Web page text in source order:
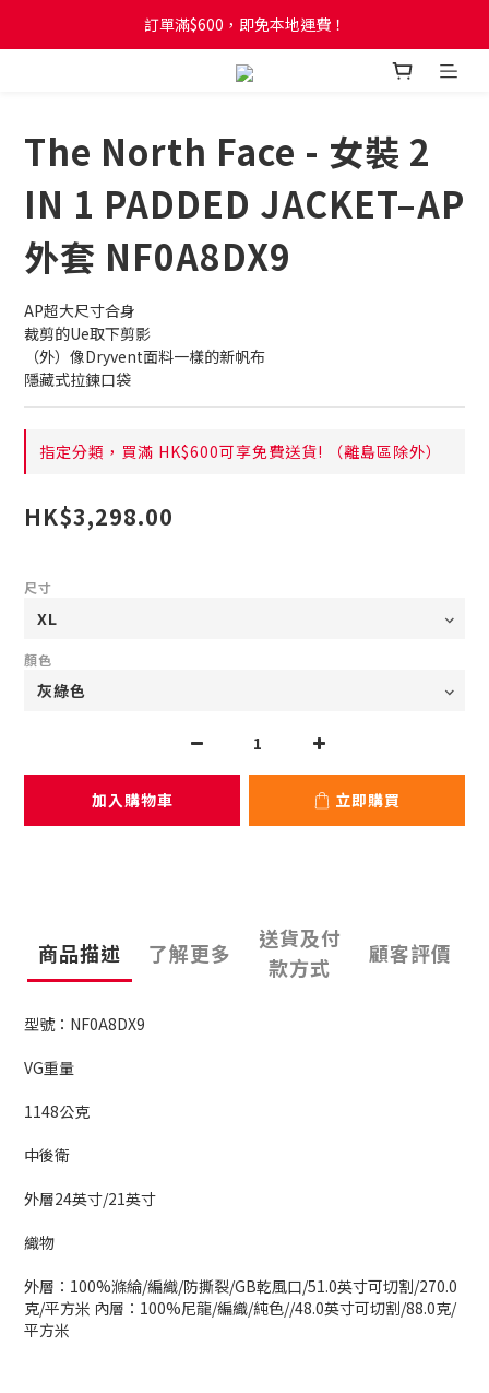
訂單滿$600，即免本地運費！
訂單滿$600，即免本地運費！
全新網店會員制度! 2%消費回贈! 買1蚊儲1分! 儲夠50分當1蚊!
The North Face - 女裝 2
IN 1 PADDED JACKET–AP
外套 NF0A8DX9
AP超大尺寸合身
裁剪的Ue取下剪影
（外）像Dryvent面料一樣的新帆布
隱藏式拉鍊口袋
指定分類，買滿 HK$600可享免費送貨! （離島區除外）
HK$3,298.00
尺寸
顏色
加入購物車 立即購買
商品描述 了解更多
送貨及付
款方式
顧客評價
型號：NF0A8DX9
VG重量
1148公克
中後衛
外層24英寸/21英寸
織物
外層：100%滌綸/編織/防撕裂/GB乾風口/51.0英寸可切割/270.0
克/平方米 內層：100%尼龍/編織/純色//48.0英寸可切割/88.0克/
平方米